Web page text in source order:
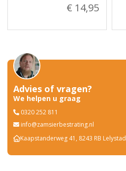
€ 14,95
Advies of vragen?
We helpen u graag
0320 252 811
info@zamsierbestrating.nl
Kaapstanderweg 41, 8243 RB Lelystad